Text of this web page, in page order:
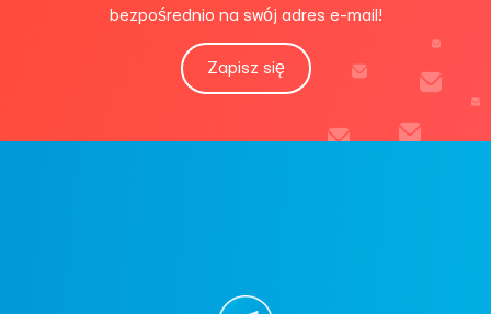
bezpośrednio na swój adres e-mail!
Zapisz się